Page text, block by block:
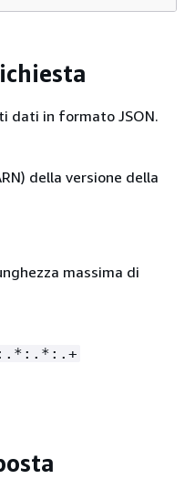
dati in formato JSON.
della versione della
massima di